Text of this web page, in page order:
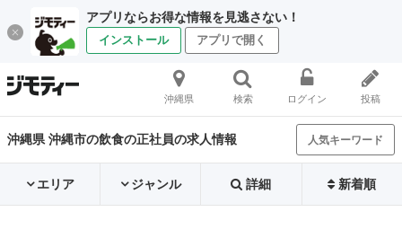
アプリならお得な情報を見逃さない！
インストール アプリで開く
沖縄県 検索 ログイン 投稿
沖縄県 沖縄市の飲食の正社員の求人情報 人気キーワード
エリア ジャンル 詳細 新着順